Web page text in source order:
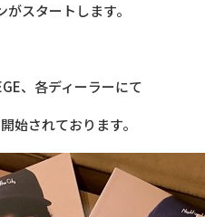
スタートします。
、各ディーラーにて
始されております。